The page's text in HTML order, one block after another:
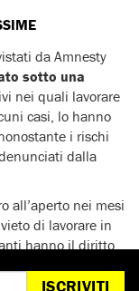
da Amnesty
sotto una
nei quali lavorare
casi, lo hanno
i rischi
dalla
all’aperto nei mesi
di lavorare in
hanno il diritto
possa minacciare
ritiene che le
ISCRIVITI